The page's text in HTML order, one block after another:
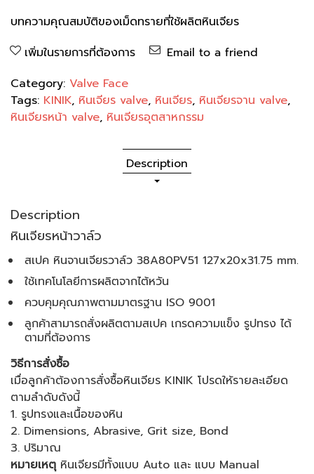
บทความคุณสมบัติของเม็ดทรายที่ใช้ผลิตหินเจียร
เพิ่มในรายการที่ต้องการ
Email to a friend
Category: Valve Face
Tags: KINIK, หินเจียร valve, หินเจียร, หินเจียรจาน valve,
หินเจียรหน้า valve, หินเจียรอุตสาหกรรม
Description
Description
หินเจียรหน้าวาล์ว
สเปค หินจานเจียรวาล์ว 38A80PV51 127x20x31.75 mm.
ใช้เทคโนโลยีการผลิตจากไต้หวัน
ควบคุมคุณภาพตามมาตรฐาน ISO 9001
ลูกค้าสามารถสั่งผลิตตามสเปค เกรดความแข็ง รูปทรง ได้
ตามที่ต้องการ
วิธีการสั่งซื้อ
เมื่อลูกค้าต้องการสั่งซื้อหินเจียร KINIK โปรดให้รายละเอียด
ตามลำดับดังนี้
1. รูปทรงและเนื้อของหิน
2. Dimensions, Abrasive, Grit size, Bond
3. ปริมาณ
หมายเหตุหินเจียรมีทั้งแบบ Auto และ แบบ Manual